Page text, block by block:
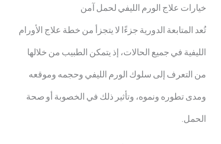
خيارات علاج الورم الليفي لحمل آمن
تُعد المتابعة الدورية جزءًا لا يتجزأ من خطة علاج الأورام
الليفية في جميع الحالات، إذ يتمكن الطبيب من خلالها
من التعرف إلى سلوك الورم الليفي وحجمه وموقعه
ومدى تطوره ونموه، وتأثير ذلك في الخصوبة أو صحة
الحمل.